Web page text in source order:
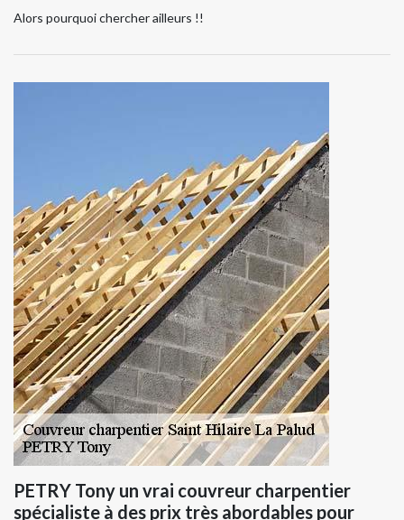
Alors pourquoi chercher ailleurs !!
PETRY Tony un vrai couvreur charpentier
spécialiste à des prix très abordables pour